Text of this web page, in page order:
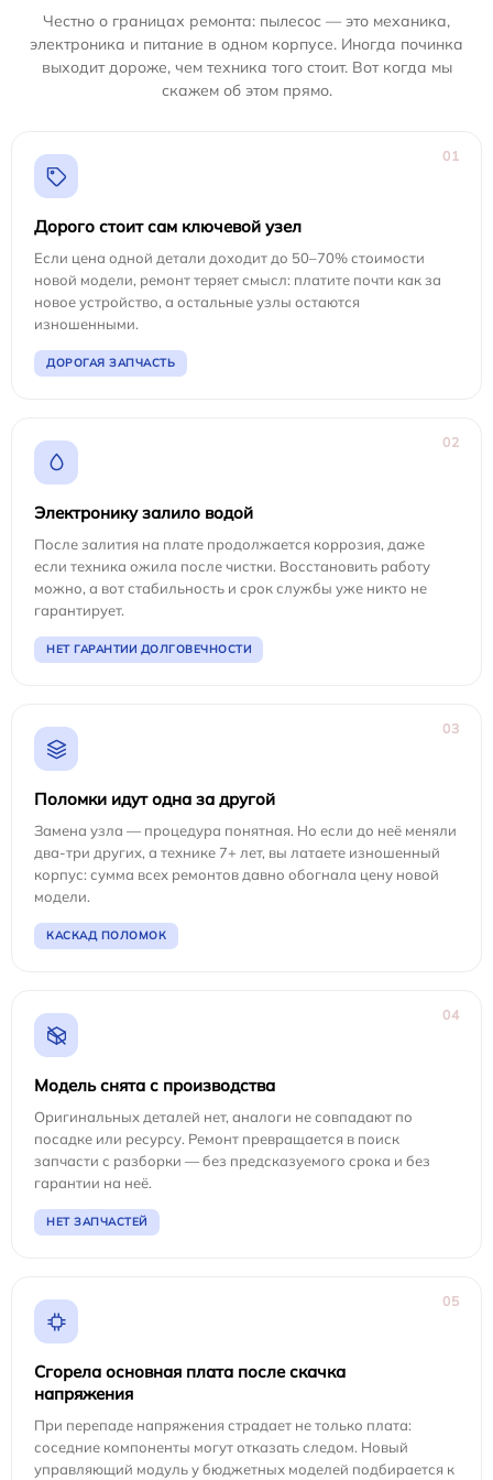
Честно о границах ремонта: пылесос — это механика,
электроника и питание в одном корпусе. Иногда починка
выходит дороже, чем техника того стоит. Вот когда мы
скажем об этом прямо.
01
Дорого стоит сам ключевой узел
Если цена одной детали доходит до 50–70% стоимости
новой модели, ремонт теряет смысл: платите почти как за
новое устройство, а остальные узлы остаются
изношенными.
ДОРОГАЯ ЗАПЧАСТЬ
02
Электронику залило водой
После залития на плате продолжается коррозия, даже
если техника ожила после чистки. Восстановить работу
можно, а вот стабильность и срок службы уже никто не
гарантирует.
НЕТ ГАРАНТИИ ДОЛГОВЕЧНОСТИ
03
Поломки идут одна за другой
Замена узла — процедура понятная. Но если до неё меняли
два-три других, а технике 7+ лет, вы латаете изношенный
корпус: сумма всех ремонтов давно обогнала цену новой
модели.
КАСКАД ПОЛОМОК
04
Модель снята с производства
Оригинальных деталей нет, аналоги не совпадают по
посадке или ресурсу. Ремонт превращается в поиск
запчасти с разборки — без предсказуемого срока и без
гарантии на неё.
НЕТ ЗАПЧАСТЕЙ
05
Сгорела основная плата после скачка
напряжения
При перепаде напряжения страдает не только плата:
соседние компоненты могут отказать следом. Новый
управляющий модуль у бюджетных моделей подбирается к